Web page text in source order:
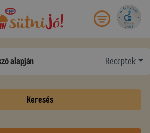
Receptek
Keresés